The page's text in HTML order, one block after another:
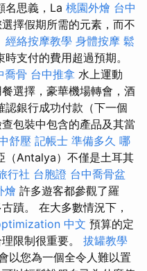
名思義，La 桃園外燴 台中
擇假期所需的元素，而不
經絡按摩教學 身體按摩 鬆
支付的費用超過預期。
喬骨 台中推拿 水上運動
選擇，豪華機場轉會，酒
銀行成功付款（下一個
包裝中包含的產品及其當
舒壓 記帳士 準備多久 哪
（Antalya）不僅是土耳其
行社 台胞證 台中喬骨盆
燴 許多遊客都參觀了羅
蹟。 在大多數情況下，
中文 預算的定
限制很重要。 拔罐教學
以您為一個全令人難以置